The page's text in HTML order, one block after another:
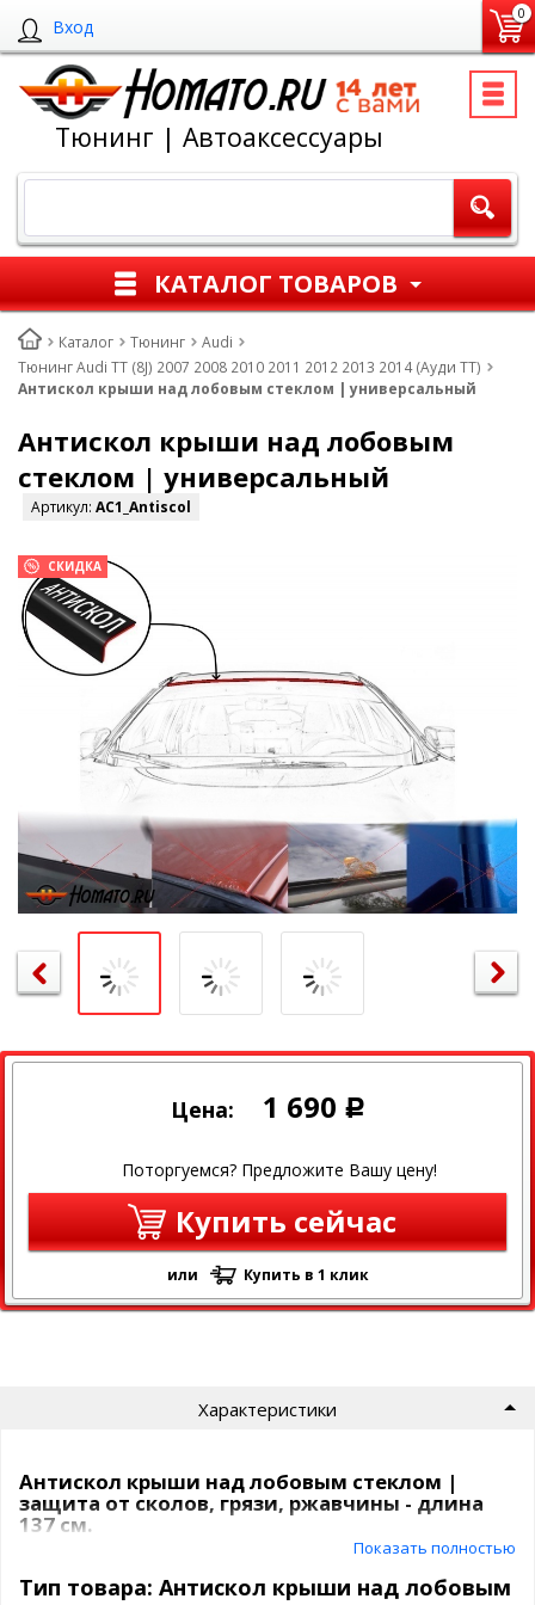
Вход
0
Тюнинг | Автоаксессуары
КАТАЛОГ ТОВАРОВ
Каталог Тюнинг
Audi
Тюнинг Audi TT (8J) 2007 2008 2010 2011 2012 2013 2014 (Ауди ТТ)
Антискол крыши над лобовым стеклом | универсальный
Антискол крыши над лобовым
стеклом | универсальный
Артикул: AC1_Antiscol
СКИДКА
Цена: 1 690 Р
Поторгуемся? Предложите Вашу цену!
Купить сейчас
или Купить в 1 клик
Характеристики
Антискол крыши над лобовым стеклом |
защита от сколов, грязи, ржавчины - длина
137 см.
Поможетизбежать сколовна новых авто илискроет старые
Показать полностью
Тип товара: Антискол крыши над лобовым